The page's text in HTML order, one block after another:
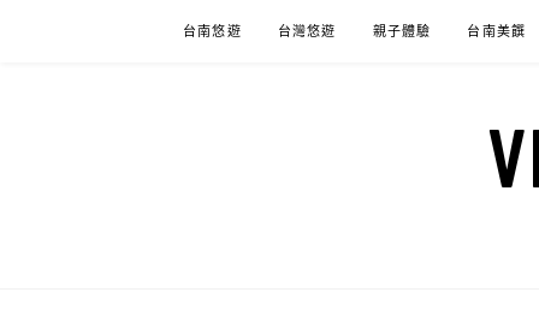
台南悠遊 台灣悠遊 親子體驗 台南美饌